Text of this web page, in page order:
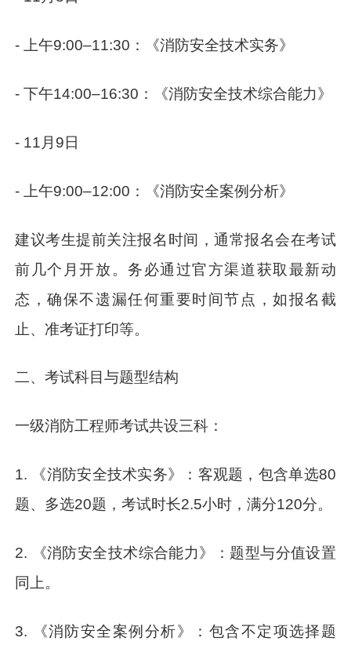
- 上午9:00–11:30：《消防安全技术实务》
- 下午14:00–16:30：《消防安全技术综合能力》
- 11月9日
- 上午9:00–12:00：《消防安全案例分析》
建议考生提前关注报名时间，通常报名会在考试
前几个月开放。务必通过官方渠道获取最新动
态，确保不遗漏任何重要时间节点，如报名截
止、准考证打印等。
二、考试科目与题型结构
一级消防工程师考试共设三科：
1. 《消防安全技术实务》：客观题，包含单选80
题、多选20题，考试时长2.5小时，满分120分。
2. 《消防安全技术综合能力》：题型与分值设置
同上。
3. 《消防安全案例分析》：包含不定项选择题